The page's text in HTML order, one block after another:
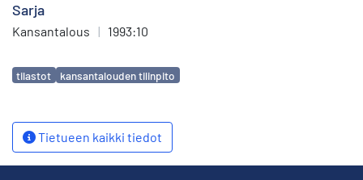
Sarja
Kansantalous | 1993:10
Avainsanat
tilastot kansantalouden tilinpito
Tietueen kaikki tiedot